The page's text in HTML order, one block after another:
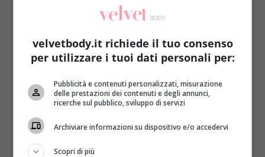
Quando il burro è morbido si possono aggiungere spezie
o erbe (per esempio aglio, rosmarino, basilico), o anche
acciughe sotto sale, creando ciò che viene chiamato
burro composto che si può spalmare oppure mettere
come salsa su un piatto caldo.
velvetbody.it richiede il tuo consenso
per utilizzare i tuoi dati personali per:
Pubblicità e contenuti personalizzati, misurazione
delle prestazioni dei contenuti e degli annunci,
ricerche sul pubblico, sviluppo di servizi
Archiviare informazioni su dispositivo e/o accedervi
Scopri di più